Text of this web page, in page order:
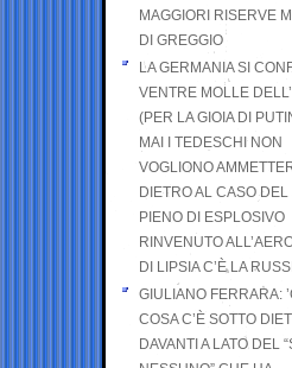
MAGGIORI RISERVE
DI GREGGIO
LA GERMANIA SI
VENTRE MOLLE
(PER LA GIOIA DI
MAI I TEDESCHI NON
VOGLIONO
DIETRO AL CASO
PIENO DI ESPLOSIVO
RINVENUTO
DI LIPSIA C’È LA
GIULIANO FERRARA:
COSA C’È SOTTO
DAVANTI A LATO DEL